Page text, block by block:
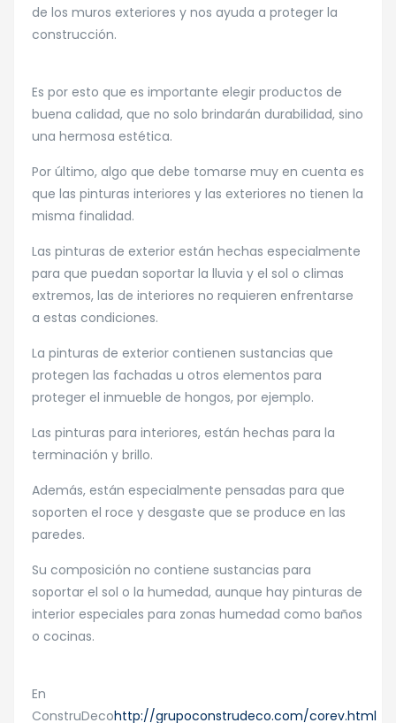
de los muros exteriores y nos ayuda a proteger la
construcción.
Es por esto que es importante elegir productos de
buena calidad, que no solo brindarán durabilidad, sino
una hermosa estética.
Por último, algo que debe tomarse muy en cuenta es
que las pinturas interiores y las exteriores no tienen la
misma finalidad.
Las pinturas de exterior están hechas especialmente
para que puedan soportar la lluvia y el sol o climas
extremos, las de interiores no requieren enfrentarse
a estas condiciones.
La pinturas de exterior contienen sustancias que
protegen las fachadas u otros elementos para
proteger el inmueble de hongos, por ejemplo.
Las pinturas para interiores, están hechas para la
terminación y brillo.
Además, están especialmente pensadas para que
soporten el roce y desgaste que se produce en las
paredes.
Su composición no contiene sustancias para
soportar el sol o la humedad, aunque hay pinturas de
interior especiales para zonas humedad como baños
o cocinas.
En
ConstruDecohttp://grupoconstrudeco.com/corev.html